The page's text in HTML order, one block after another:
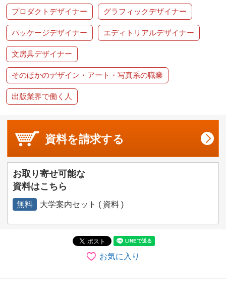
プロダクトデザイナー グラフィックデザイナー
パッケージデザイナー エディトリアルデザイナー
文房具デザイナー
そのほかのデザイン・アート・写真系の職業
出版業界で働く人
資料を請求する
お取り寄せ可能な
資料はこちら
無料 大学案内セット ( 資料 )
お気に入り